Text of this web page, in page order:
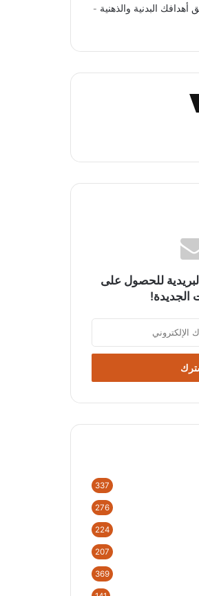
أهدافك البدنية والذهنية
للحصول على
الجديدة!
337
276
224
207
369